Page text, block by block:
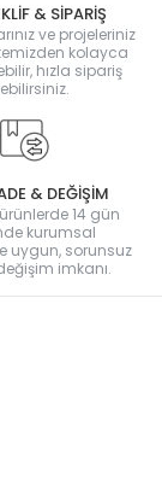
& SİPARİŞ
ve projeleriniz
kolayca
hızla sipariş
& DEĞİŞİM
14 gün
kurumsal
uygun, sorunsuz
imkanı.